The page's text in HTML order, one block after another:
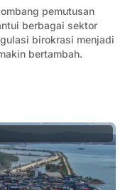
pemutusan
berbagai sektor
birokrasi menjadi
bertambah.